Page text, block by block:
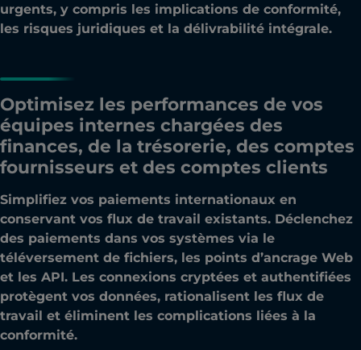
urgents, y compris les implications de conformité,
les risques juridiques et la délivrabilité intégrale.
Optimisez les performances de vos
équipes internes chargées des
finances, de la trésorerie, des comptes
fournisseurs et des comptes clients
Simplifiez vos paiements internationaux en
conservant vos flux de travail existants. Déclenchez
des paiements dans vos systèmes via le
téléversement de fichiers, les points d’ancrage Web
et les API. Les connexions cryptées et authentifiées
protègent vos données, rationalisent les flux de
travail et éliminent les complications liées à la
conformité.